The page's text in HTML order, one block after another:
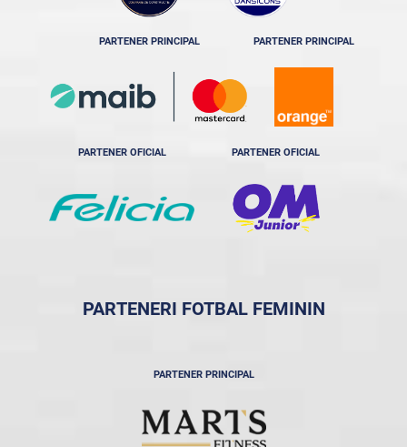
PARTENER PRINCIPAL PARTENER PRINCIPAL
PARTENER OFICIAL PARTENER OFICIAL
PARTENERI FOTBAL FEMININ
PARTENER PRINCIPAL